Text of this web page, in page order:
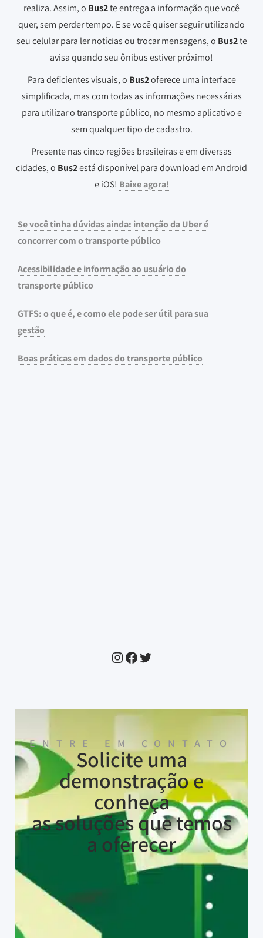
realiza. Assim, o Bus2te entrega a informação que você
quer, sem perder tempo. E se você quiser seguir utilizando
seu celular para ler notícias ou trocar mensagens, o Bus2te
avisa quando seu ônibus estiver próximo!
Para deficientes visuais, o Bus2oferece uma interface
simplificada, mas com todas as informações necessárias
para utilizar o transporte público, no mesmo aplicativo e
sem qualquer tipo de cadastro.
Presente nas cinco regiões brasileiras e em diversas
cidades, o Bus2está disponível para download em Android
e iOS! Baixe agora!
Se você tinha dúvidas ainda: intenção da Uber é
concorrer com o transporte público
Acessibilidade e informação ao usuário do
transporte público
GTFS: o que é, e como ele pode ser útil para sua
gestão
Boas práticas em dados do transporte público
ENTRE EM CONTATO
Solicite uma
demonstração e
conheça
as soluções que temos
a oferecer